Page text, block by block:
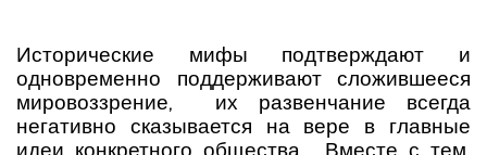
Исторические мифы подтверждают и
одновременно поддерживают сложившееся
мировоззрение, их развенчание всегда
негативно сказывается на вере в главные